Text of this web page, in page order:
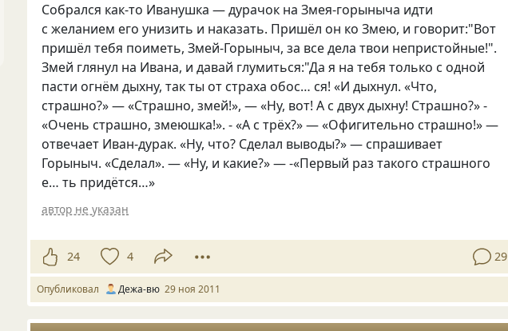
Собрался как-то Иванушка — дурачок на Змея-горыныча идти
с желанием его унизить и наказать. Пришёл он ко Змею, и говорит:"Вот
пришёл тебя поиметь, Змей-Горыныч, за все дела твои непристойные!".
Змей глянул на Ивана, и давай глумиться:"Да я на тебя только с одной
пасти огнём дыхну, так ты от страха обос… ся! «И дыхнул. «Что,
страшно?» — «Страшно, змей!», — «Ну, вот! А с двух дыхну! Страшно?» -
«Очень страшно, змеюшка!». - «А с трёх?» — «Офигительно страшно!» —
отвечает Иван-дурак. «Ну, что? Сделал выводы?» — спрашивает
Горыныч. «Сделал». — «Ну, и какие?» — -«Первый раз такого страшного
е… ть придётся…»
автор не указан
24 4 29
Опубликовал Дежа-вю 29 ноя 2011